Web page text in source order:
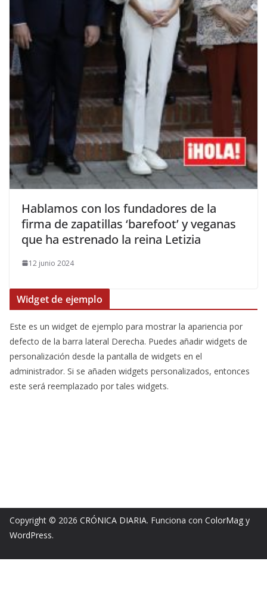
​Hablamos con los fundadores de la
firma de zapatillas ‘barefoot’ y veganas
que ha estrenado la reina Letizia
12 junio 2024
Widget de ejemplo
Este es un widget de ejemplo para mostrar la apariencia por
defecto de la barra lateral Derecha. Puedes añadir widgets de
personalización desde la pantalla de widgets en el
administrador. Si se añaden widgets personalizados, entonces
este será reemplazado por tales widgets.
Copyright © 2026 CRÓNICA DIARIA. Funciona con ColorMag y
WordPress.